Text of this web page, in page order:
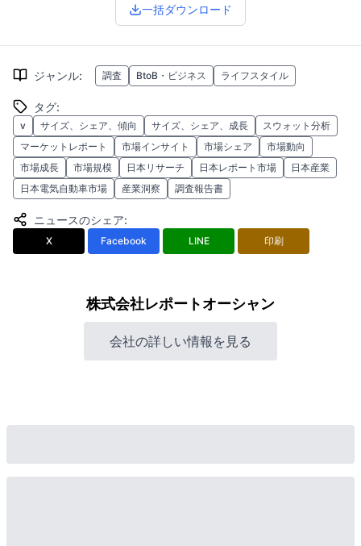
一括ダウンロード
ジャンル: 調査 BtoB・ビジネス ライフスタイル
タグ:
v サイズ、シェア、傾向 サイズ、シェア、成長
スウォット分析
マーケットレポート
市場インサイト 市場シェア
市場動向
市場成長
市場規模 日本リサーチ 日本レポート市場
日本産業
日本電気自動車市場
産業洞察 調査報告書
ニュースのシェア:
X Facebook LINE 印刷
株式会社レポートオーシャン
会社の詳しい情報を見る